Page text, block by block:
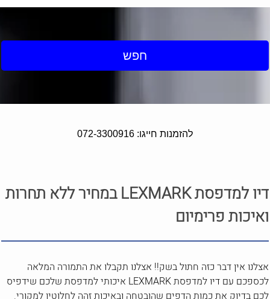
חפש
להזמנות חייגו: 072-3300916
דיו למדפסת LEXMARK במחיר ללא תחרות
ואיכות פרימיום
אצלנו אין דבר כזה חתול בשק!! אצלנו תקבלו את התמורה המלאה
לכספכם עם דיו למדפסת LEXMARK איכותי למדפסת שלכם שידפיס
לכם בדיוק את כמות הדפים שהובטחה ובאיכות זהה לחלוטין למקורי.